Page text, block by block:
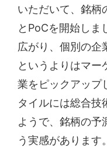
いただいて、銘柄
とPoCを開始しま
広がり、個別の企
というよりはマー
業をピックアップ
タイルには総合技
ようで、銘柄の予
う実感があります。